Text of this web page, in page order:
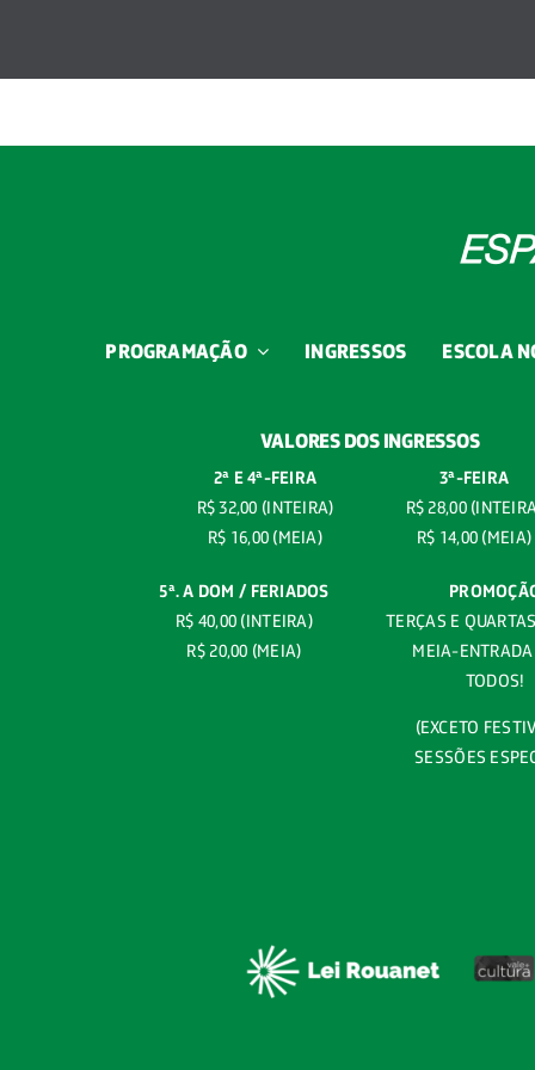
PROGRAMAÇÃO INGRESSOS ESCOLA
VALORES DOS INGRESSOS
2ª E 4ª-FEIRA
R$ 32,00 (INTEIRA)
R$ 16,00 (MEIA)
3ª-FEIRA
R$ 28,00
R$ 14,00 (MEIA)
5ª. A DOM / FERIADOS
R$ 40,00 (INTEIRA)
R$ 20,00 (MEIA)
TERÇAS E
MEIA-
TODOS!
(EXCETO
SESSÕES